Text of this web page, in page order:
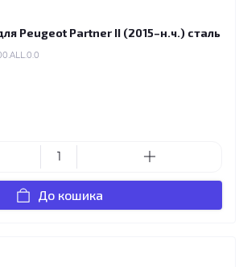
Peugeot Partner II (2015–н.ч.) сталь
До кошика